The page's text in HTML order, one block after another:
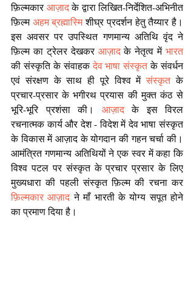
फ़िल्मकार आज़ाद के द्वारा लिखित-निर्देशित-अभिनीत
फ़िल्म अहम ब्रह्मास्मि शीघ्र प्रदर्शन हेतु तैय्यार है।
इस अवसर पर उपस्थित गणमान्य अतिथि वृंद ने
फ़िल्म का ट्रेलर देखकर आज़ाद के नेतृत्व में भारत
की संस्कृति के संवाहक देव भाषा संस्कृत के संवर्धन
एवं संरक्षण के साथ ही पूरे विश्व में संस्कृत के
प्रचार-प्रसार के भगीरथ प्रयास की मुक्त कंठ से
भूरि-भूरि प्रशंसा की। आज़ाद के इस विरल
रचनात्मक कार्य और देश - विदेश में देव भाषा संस्कृत
के विकास में आज़ाद के योगदान की गहन चर्चा की।
आमंत्रित गणमान्य अतिथियों ने एक स्वर में कहा कि
विश्व पटल पर संस्कृत के प्रचार प्रसार के लिए
मुख्यधारा की पहली संस्कृत फ़िल्म की रचना कर
फ़िल्मकार आज़ाद ने माँ भारती के योग्य सपूत होने
का प्रमाण दिया है।